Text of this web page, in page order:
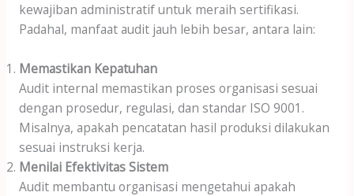
kewajiban administratif untuk meraih sertifikasi.
Padahal, manfaat audit jauh lebih besar, antara lain:
Memastikan Kepatuhan
Audit internal memastikan proses organisasi sesuai
dengan prosedur, regulasi, dan standar ISO 9001.
Misalnya, apakah pencatatan hasil produksi dilakukan
sesuai instruksi kerja.
Menilai Efektivitas Sistem
Audit membantu organisasi mengetahui apakah